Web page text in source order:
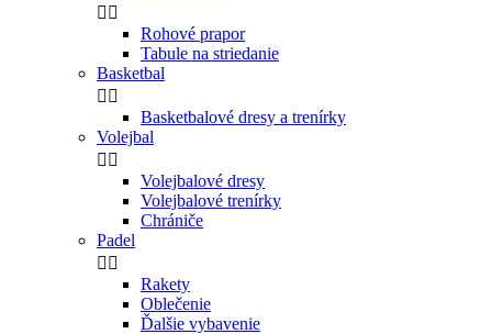
 
Rohové prapor
Tabule na striedanie
Basketbal
 
Basketbalové dresy a trenírky
Volejbal
 
Volejbalové dresy
Volejbalové trenírky
Chrániče
Padel
 
Rakety
Oblečenie
Ďalšie vybavenie